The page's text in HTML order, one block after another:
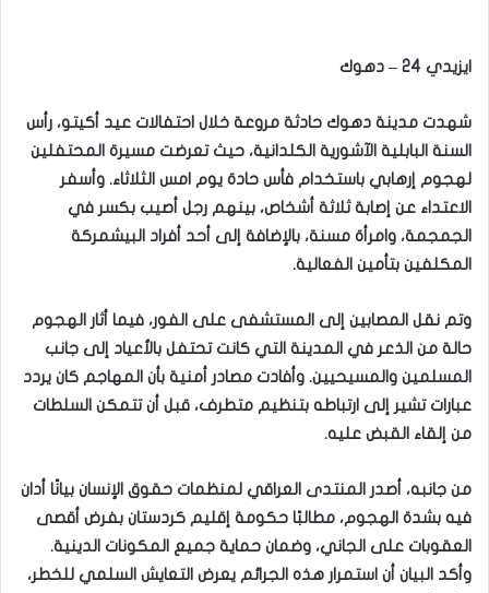
ايزيدي 24 – دهوك
شهدت مدينة دهوك حادثة مروعة خلال احتفالات عيد أكيتو، رأس
السنة البابلية الآشورية الكلدانية، حيث تعرضت مسيرة المحتفلين
لهجوم إرهابي باستخدام فأس حادة يوم امس الثلاثاء. وأسفر
الاعتداء عن إصابة ثلاثة أشخاص، بينهم رجل أصيب بكسر في
الجمجمة، وامرأة مسنة، بالإضافة إلى أحد أفراد البيشمركة
المكلفين بتأمين الفعالية.
وتم نقل المصابين إلى المستشفى على الفور، فيما أثار الهجوم
حالة من الذعر في المدينة التي كانت تحتفل بالأعياد إلى جانب
المسلمين والمسيحيين. وأفادت مصادر أمنية بأن المهاجم كان يردد
عبارات تشير إلى ارتباطه بتنظيم متطرف، قبل أن تتمكن السلطات
من إلقاء القبض عليه.
من جانبه، أصدر المنتدى العراقي لمنظمات حقوق الإنسان بيانًا أدان
فيه بشدة الهجوم، مطالبًا حكومة إقليم كردستان بفرض أقصى
العقوبات على الجاني، وضمان حماية جميع المكونات الدينية.
وأكد البيان أن استمرار هذه الجرائم يعرض التعايش السلمي للخطر،